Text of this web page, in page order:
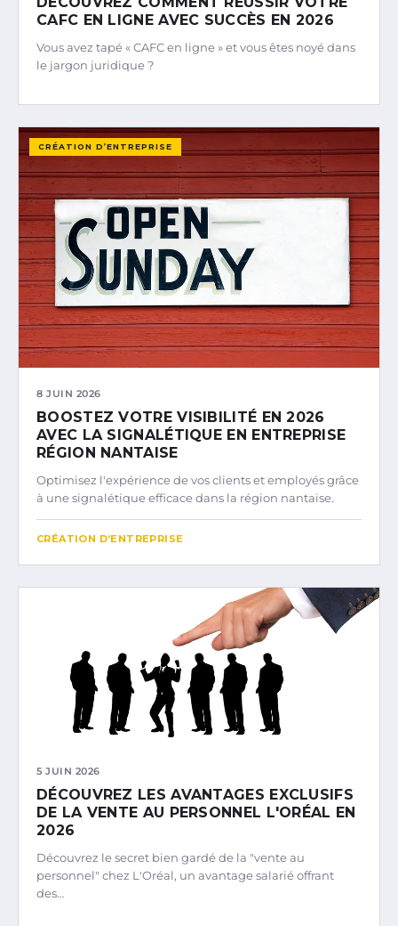
CAFC EN LIGNE AVEC SUCCÈS EN 2026
Vous avez tapé « CAFC en ligne » et vous êtes noyé dans
le jargon juridique ?
CRÉATION D’ENTREPRISE
8 JUIN 2026
BOOSTEZ VOTRE VISIBILITÉ EN 2026
AVEC LA SIGNALÉTIQUE EN ENTREPRISE
RÉGION NANTAISE
Optimisez l'expérience de vos clients et employés grâce
à une signalétique efficace dans la région nantaise.
CRÉATION D’ENTREPRISE
5 JUIN 2026
DÉCOUVREZ LES AVANTAGES EXCLUSIFS
DE LA VENTE AU PERSONNEL L'ORÉAL EN
2026
Découvrez le secret bien gardé de la "vente au
personnel" chez L'Oréal, un avantage salarié offrant
des…